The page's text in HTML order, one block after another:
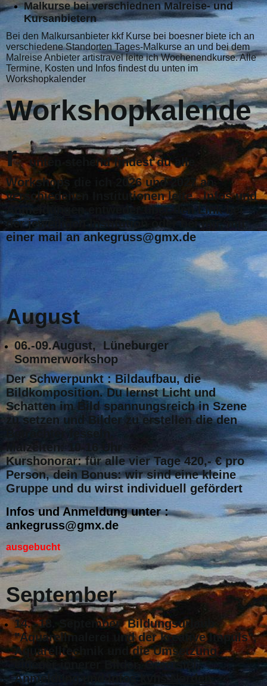
Malkurse bei verschiednen Malreise- und
Kursanbietern
Bei den Malkursanbieter kkf Kurse bei boesner biete ich an
verschiedene Standorten Tages-Malkurse an und bei dem
Malreise Anbieter artistravel leite ich Wochenendkurse. Alle
Termine, Kosten und Infos findest du unten im
Workshopkalender
Workshopkalende
r
unten stehend findest du alle
Workshops die ich
2026 und 2027 an
verschiedenen Institutionen leite. Infos und
Anmeldungen entweder über den Link bei
der jeweiligen Institution oder bei mir, mit
einer mail an ankegruss@gmx.de
August
06.-09.August, Lüneburger
Sommerworkshop
Der Schwerpunkt : Bildaufbau, die
Bildkomposition. Du lernst Licht und
Schatten im Bild spannungsreich in Szene
zu setzen und Bilder zu erstellen die den
Betrachter fesseln.
Malzeiten: 10-16 Uhr
Kurshonorar: für alle vier Tage 420,- € pro
Person, dein Bonus: wir sind eine kleine
Gruppe und du wirst individuell gefördert
Infos und Anmeldung unter :
ankegruss@gmx.de
ausgebucht
September
14. -18. September Bildungsurlaub
"Aquarellmalerei und der kreative Impuls",
Aquarelltechnik und die Umsetzung
eigener innerer Bilder, Greetsiel.
Anmeldung und Infos
kvhs Norden